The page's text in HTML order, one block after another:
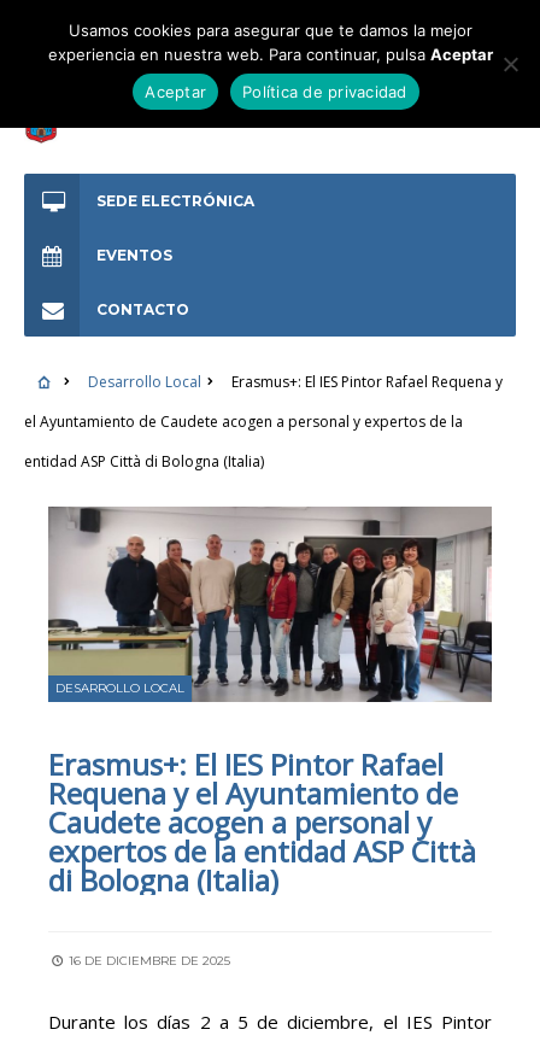
SEDE ELECTRÓNICA
EVENTOS
CONTACTO
Desarrollo Local
Erasmus+: El IES Pintor Rafael Requena y
el Ayuntamiento de Caudete acogen a personal y expertos de la
entidad ASP Città di Bologna (Italia)
DESARROLLO LOCAL
Erasmus+: El IES Pintor Rafael
Requena y el Ayuntamiento de
Caudete acogen a personal y
expertos de la entidad ASP Città
di Bologna (Italia)
16 DE DICIEMBRE DE 2025
Durante los días 2 a 5 de diciembre, el IES Pintor
Usamos cookies para asegurar que te damos la mejor
experiencia en nuestra web. Para continuar, pulsa Aceptar
Aceptar
Política de privacidad